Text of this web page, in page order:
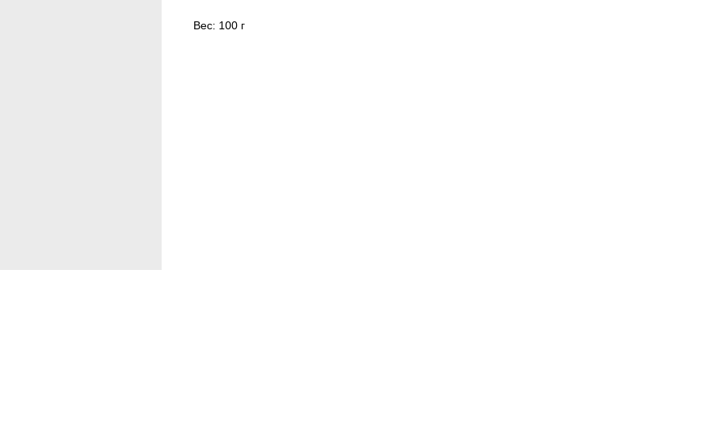
Вес: 100 г